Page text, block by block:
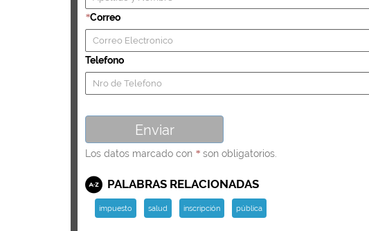
*Correo
Telefono
Los datos marcado con * son obligatorios.
PALABRAS RELACIONADAS
impuesto salud inscripción pública